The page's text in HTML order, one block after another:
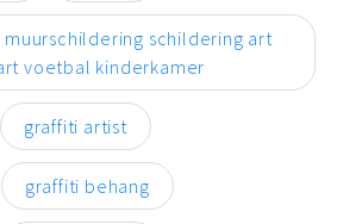
schildering art
voetbal kinderkamer
graffiti artist
graffiti behang